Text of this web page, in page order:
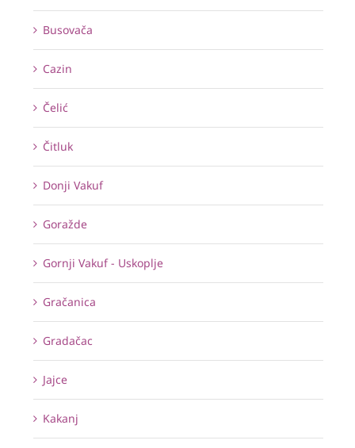
Busovača
Cazin
Čelić
Čitluk
Donji Vakuf
Goražde
Gornji Vakuf - Uskoplje
Gračanica
Gradačac
Jajce
Kakanj